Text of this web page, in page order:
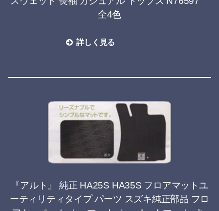
全4色
詳しく見る
『アルト』 純正 HA25S HA35S フロアマットユ
ーティリティタイプ パーツ スズキ純正部品 フロ